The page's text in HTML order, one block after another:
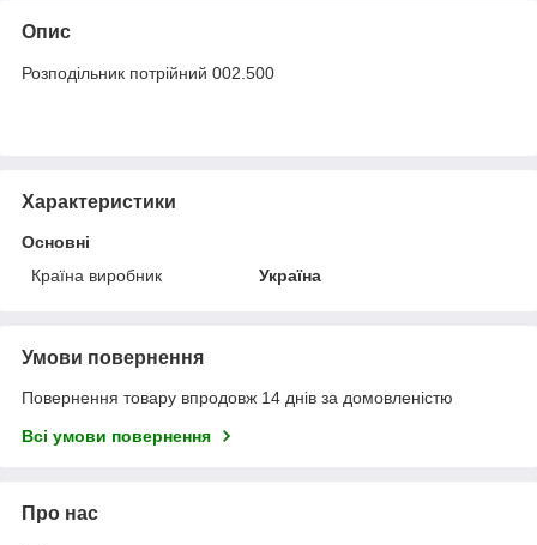
Опис
Розподільник потрійний 002.500
Характеристики
Основні
Країна виробник
Україна
Умови повернення
Повернення товару впродовж 14 днів за домовленістю
Всі умови повернення
Про нас